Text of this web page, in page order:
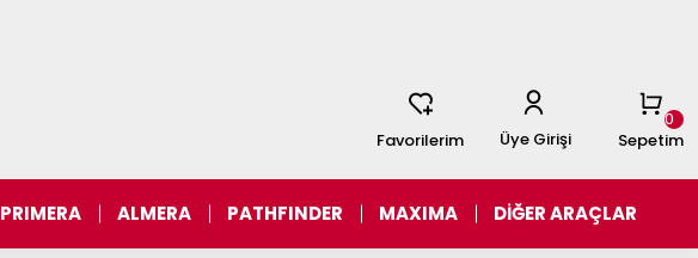
Sepetim
0
Favorilerim
Üye Girişi
PRIMERA ALMERA PATHFINDER MAXIMA DİĞER ARAÇLAR